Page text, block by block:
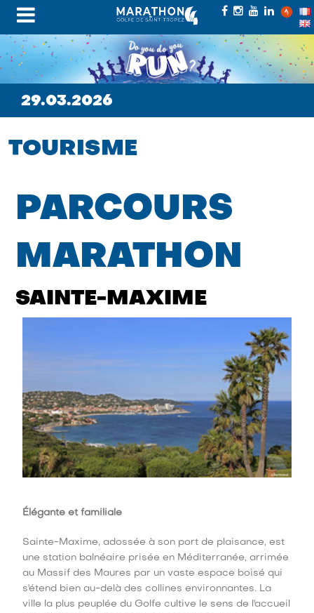
29.03.2026
TOURISME
PARCOURS
MARATHON
SAINTE-MAXIME
Élégante et familiale
Sainte-Maxime, adossée à son port de plaisance, est
une station balnéaire prisée en Méditerranée, arrimée
au Massif des Maures par un vaste espace boisé qui
s'étend bien au-delà des collines environnantes. La
ville la plus peuplée du Golfe cultive le sens de l'accueil